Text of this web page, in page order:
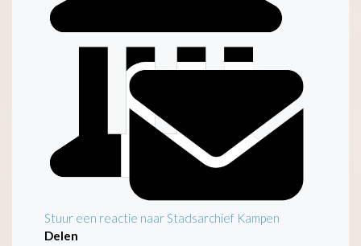
Inleiding
Stuur een reactie naar Stadsarchief Kampen
Delen